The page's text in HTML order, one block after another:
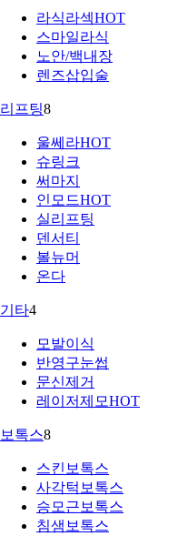
라식라섹HOT
스마일라식
노안/백내장
렌즈삽입술
리프팅8
울쎄라HOT
슈링크
써마지
인모드HOT
실리프팅
덴서티
볼뉴머
온다
기타4
모발이식
반영구눈썹
문신제거
레이저제모HOT
보톡스8
스킨보톡스
사각턱보톡스
승모근보톡스
침샘보톡스